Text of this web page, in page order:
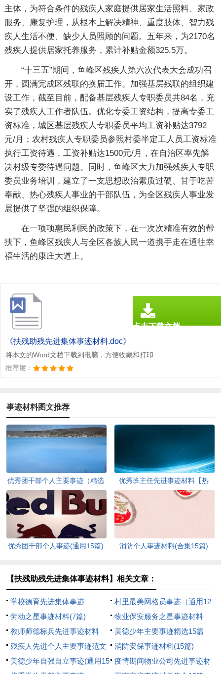
主体，为符合条件的残疾人家庭提供居家生活照料、家政
服务、康复护理，从根本上解决精神、重度肢体、智力残
疾人生活不便、缺少人员照顾的问题。五年来，为2170名
残疾人提供居家托养服务，累计补贴金额325.5万。
“十三五”期间，鱼峰区残疾人第六次代表大会成功召
开，圆满完成区残联的换届工作。加强基层残联的组织建
设工作，截至目前，配备基层残疾人专职委员共84名，充
实了残疾人工作者队伍。优化专委工资结构，提高专委工
资标准，城区基层残疾人专职委员平均工资补贴达3792
元/月；农村残疾人专职委员参照村委半定工人员工资标准
执行工资待遇，工资补贴达1500元/月，在自治区率先解
决村级专委待遇问题。同时，鱼峰区大力加强残疾人专职
委员业务培训，建立了一支思想政治素质过硬、甘于吃苦
奉献、热心残疾人事业的干部队伍，为全区残疾人事业发
展提供了坚强的组织保障。
在一项项惠民利民的政策下，在一次次精准有效的帮
扶下，鱼峰区残疾人与全区各族人民一道携手走在通往幸
福生活的康庄大道上。
《扶残助残先进集体事迹材料.doc》
将本文的Word文档下载到电脑，方便收藏和打印
推荐度：
点击下载文档
事迹材料图文推荐
优秀团干部个人主要事迹（精选
7篇）
优秀班主任先进事迹材料【热
优秀团干部个人事迹(通用15篇) 消防个人事迹材料(合集15篇)
【扶残助残先进集体事迹材料】相关文章：
学校德育先进集体事迹
村里最美网格员事迹（通用12
篇）
劳动之星事迹材料(7篇)
物业保安服务之星事迹材料
教师师德标兵先进事迹材料
（精选26篇）
美德少年主要事迹精选15篇
残疾人先进个人主要事迹范文
（精选5篇）
消防安保事迹材料(15篇)
美德少年自强自立事迹(通用15 疫情期间物业公司先进事迹材